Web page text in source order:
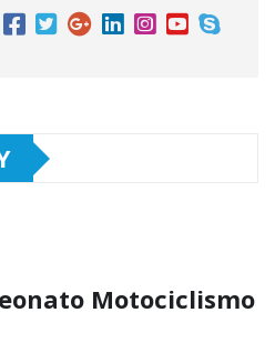
Motociclismo